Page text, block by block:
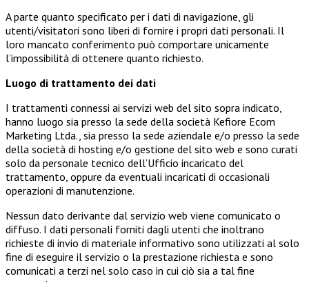
A parte quanto specificato per i dati di navigazione, gli
utenti/visitatori sono liberi di fornire i propri dati personali. Il
loro mancato conferimento può comportare unicamente
l’impossibilità di ottenere quanto richiesto.
Luogo di trattamento dei dati
I trattamenti connessi ai servizi web del sito sopra indicato,
hanno luogo sia presso la sede della società Kefiore Ecom
Marketing Ltda., sia presso la sede aziendale e/o presso la sede
della società di hosting e/o gestione del sito web e sono curati
solo da personale tecnico dell’Ufficio incaricato del
trattamento, oppure da eventuali incaricati di occasionali
operazioni di manutenzione.
Nessun dato derivante dal servizio web viene comunicato o
diffuso. I dati personali forniti dagli utenti che inoltrano
richieste di invio di materiale informativo sono utilizzati al solo
fine di eseguire il servizio o la prestazione richiesta e sono
comunicati a terzi nel solo caso in cui ciò sia a tal fine